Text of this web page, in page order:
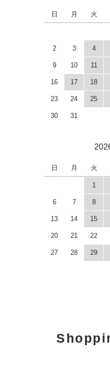
日 月 火
2 3 4
9 10 11
16 17 18
23 24 25
30 31
日 月 火
1
6 7 8
13 14 15
20 21 22
27 28 29